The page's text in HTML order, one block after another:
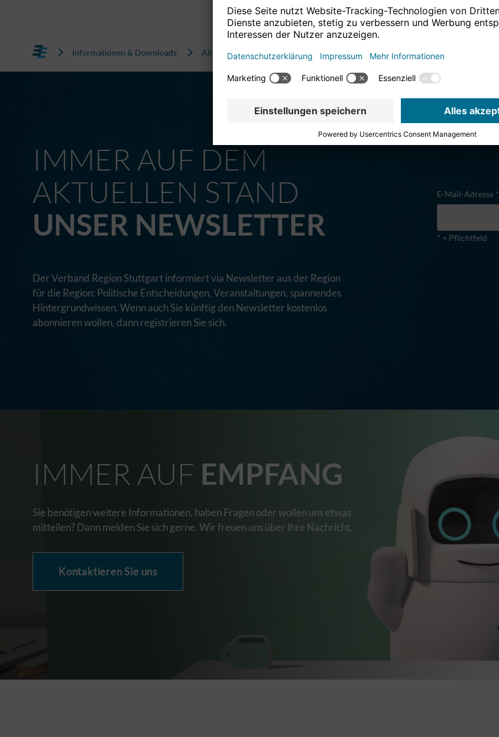
Informationen & Downloads Alle News
IMMER AUF DEM
AKTUELLEN STAND
UNSER NEWSLETTER
Der Verband Region Stuttgart informiert via Newsletter aus der Region
für die Region: Politische Entscheidungen, Veranstaltungen, spannendes
Hintergrundwissen. Wenn auch Sie künftig den Newsletter kostenlos
abonnieren wollen, dann registrieren Sie sich.
E-Mail-Adresse *
* = Pflichtfeld
IMMER AUF EMPFANG
Sie benötigen weitere Informationen, haben Fragen oder wollen uns etwas
mitteilen? Dann melden Sie sich gerne. Wir freuen uns über Ihre Nachricht.
Kontaktieren Sie uns